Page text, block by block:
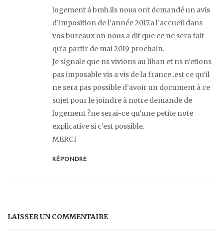
logement á bmh.ils nous ont demandé un avis
d’imposition de l’année 2017.a l’accueil dans
vos bureaux on nous a dit que ce ne sera fait
qu’a partir de mai 2019 prochain.
Je signale que ns vivions au liban et ns n’etions
pas imposable vis a vis de la france .est ce qu’il
ne sera pas possible d’avoir un document à ce
sujet pour le joindre à notre demande de
logement ?ne serai-ce qu’une petite note
explicative si c’est possible.
MERCI
RÉPONDRE
LAISSER UN COMMENTAIRE